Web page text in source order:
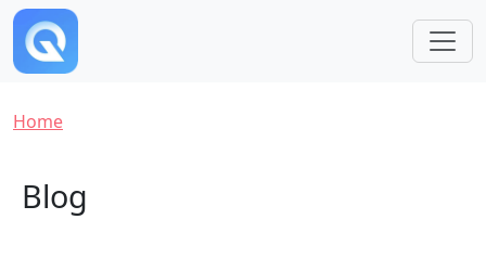
Skip to main content
Breadcrumb
Home
Blog